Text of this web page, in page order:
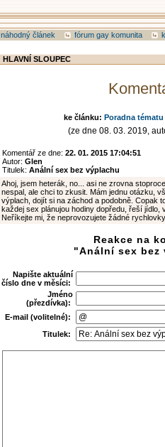
náhodný článek fórum gay komunita
HLAVNÍ SLOUPEC
ke článku: Poradna
(ze dne 08. 03. 2019,
Komentář ze dne: 22. 01. 2015 17:04:51
Autor: Glen
Titulek: Anální sex bez výplachu
Ahoj, jsem heterák, no... asi ne zrovna
nespal, ale chci to zkusit. Mám jednu otázku,
výplach, dojít si na záchod a podobně. Copak
každej sex plánujou hodiny dopředu, řeší jídlo,
Neříkejte mi, že neprovozujete žádné
Reakce na
"Anální sex bez
Napište aktuální
číslo dne v měsíci:
Jméno
(přezdívka):
E-mail (volitelné):
Titulek: